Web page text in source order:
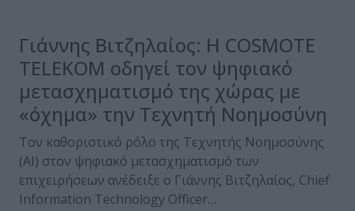
Γιάννης Βιτζηλαίος: Η COSMOTE
TELEKOM οδηγεί τον ψηφιακό
μετασχηματισμό της χώρας με
«όχημα» την Τεχνητή Νοημοσύνη
Τον καθοριστικό ρόλο της Τεχνητής Νοημοσύνης
(ΑΙ) στον ψηφιακό μετασχηματισμό των
επιχειρήσεων ανέδειξε ο Γιάννης Βιτζηλαίος, Chief
Information Technology Officer…